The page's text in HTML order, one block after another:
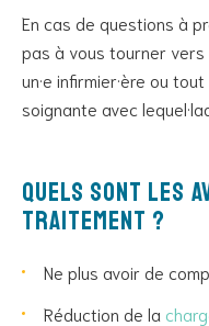
En cas de questions à
pas à vous tourner vers
un·e infirmier·ère ou
soignante avec
Quels sont les
traitement ?
Ne plus avoir de
Réduction de la